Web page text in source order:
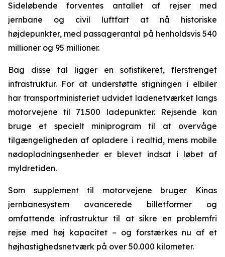
Sideløbende forventes antallet af rejser med
jernbane og civil luftfart at nå historiske
højdepunkter, med passagerantal på henholdsvis 540
millioner og 95 millioner.
Bag disse tal ligger en sofistikeret, flerstrenget
infrastruktur. For at understøtte stigningen i elbiler
har transportministeriet udvidet ladenetværket langs
motorvejene til 71.500 ladepunkter. Rejsende kan
bruge et specielt miniprogram til at overvåge
tilgængeligheden af opladere i realtid, mens mobile
nødopladningsenheder er blevet indsat i løbet af
myldretiden.
Som supplement til motorvejene bruger Kinas
jernbanesystem avancerede billetformer og
omfattende infrastruktur til at sikre en problemfri
rejse med høj kapacitet – og forstærkes nu af et
højhastighedsnetværk på over 50.000 kilometer.